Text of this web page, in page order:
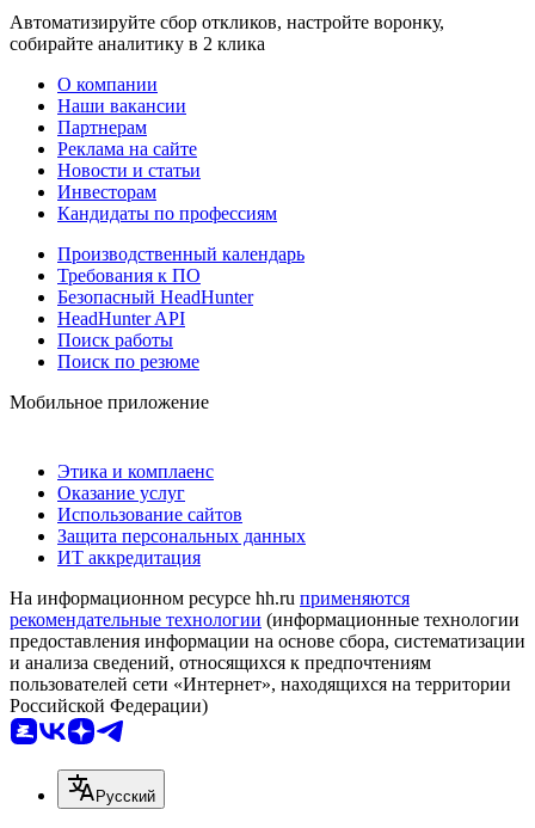
Автоматизируйте сбор откликов, настройте воронку,
собирайте аналитику в 2 клика
О компании
Наши вакансии
Партнерам
Реклама на сайте
Новости и статьи
Инвесторам
Кандидаты по профессиям
Производственный календарь
Требования к ПО
Безопасный HeadHunter
HeadHunter API
Поиск работы
Поиск по резюме
Мобильное приложение
Этика и комплаенс
Оказание услуг
Использование сайтов
Защита персональных данных
ИТ аккредитация
На информационном ресурсе hh.ru применяются
рекомендательные технологии (информационные технологии
предоставления информации на основе сбора, систематизации
и анализа сведений, относящихся к предпочтениям
пользователей сети «Интернет», находящихся на территории
Российской Федерации)
Русский